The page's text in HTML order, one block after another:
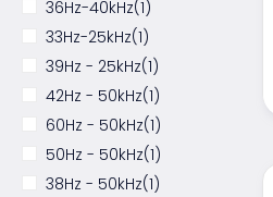
100 dB (4)
110 dB (4)
118 dB
(1)
114dB
(1)
112 dB
(3)
90 - 99 dB(1)
36Hz-40kHz(1)
33Hz-25kHz(1)
39Hz - 25kHz(1)
42Hz - 50kHz(1)
60Hz - 50kHz(1)
50Hz - 50kHz(1)
38Hz - 50kHz(1)